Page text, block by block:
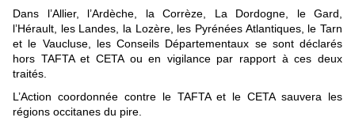
Dans l’Allier, l’Ardèche, la Corrèze, La Dordogne, le Gard,
l’Hérault, les Landes, la Lozère, les Pyrénées Atlantiques, le Tarn
et le Vaucluse, les Conseils Départementaux se sont déclarés
hors TAFTA et CETA ou en vigilance par rapport à ces deux
traités.
L’Action coordonnée contre le TAFTA et le CETA sauvera les
régions occitanes du pire.